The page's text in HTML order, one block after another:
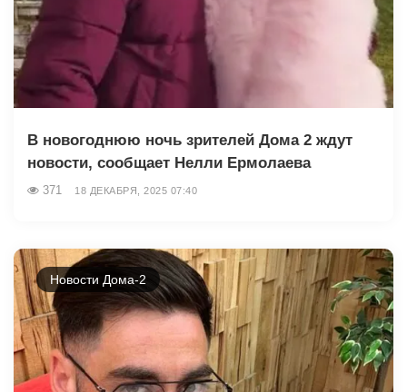
В новогоднюю ночь зрителей Дома 2 ждут
новости, сообщает Нелли Ермолаева
371 18 ДЕКАБРЯ, 2025 07:40
Новости Дома-2